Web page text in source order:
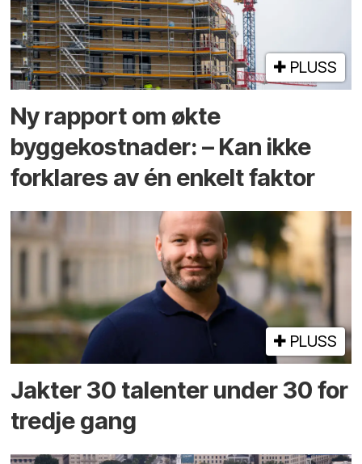
PLUSS
Ny rapport om økte
byggekostnader: – Kan ikke
forklares av én enkelt faktor
PLUSS
Jakter 30 talenter under 30 for
tredje gang